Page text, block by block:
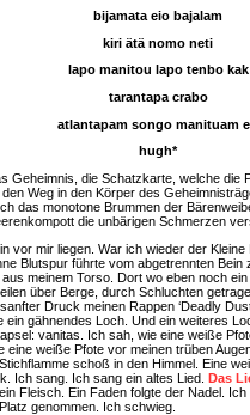
bijamata eio bajalam
kiri ätä nomo neti
lapo manitou lapo tenbo kak
tarantapa crabo
atlantapam songo manituam
hugh*
Geheimnis, die Schatzkarte, welche die
Weg in den Körper des
das monotone Brummen der
die unbärigen Schmerzen
vor mir liegen. War ich wieder der
Blutspur führte vom abgetrennten Bein
meinem Torso. Dort wo eben noch
über Berge, durch Schluchten
Druck meinen Rappen ‘Deadly
ein gähnendes Loch. Und ein weiteres
vanitas. Ich sah, wie eine weiße
eine weiße Pfote vor meinen trüben
schoß in den Himmel. Eine
Ich sang. Ich sang ein altes Lied. Das
Fleisch. Ein Faden folgte der Nadel.
genommen. Ich schwieg.